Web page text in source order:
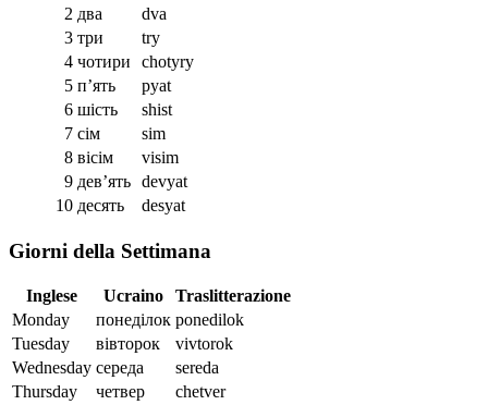
2 два
dva
3 три
try
4 чотири
chotyry
5 п’ять
pyat
6 шість
shist
7 сім
sim
8 вісім
visim
9 дев’ять devyat
10 десять desyat
Giorni della Settimana
Inglese Ucraino
Traslitterazione
Monday
понеділок ponedilok
Tuesday
вівторок
vivtorok
Wednesday середа
sereda
Thursday
четвер
chetver